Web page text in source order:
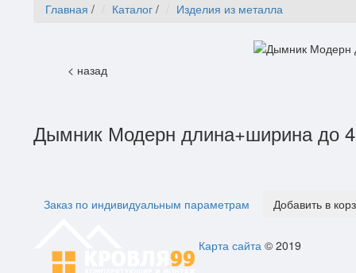
Главная / Каталог / Изделия из металла
< назад
Дымник Модерн длина+ширина до
Заказ по индивидуальным параметрам Добавить в
Карта сайта © 2019